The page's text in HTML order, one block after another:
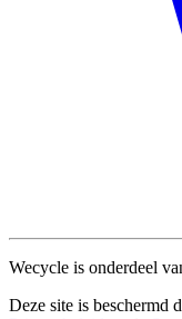
Wecycle is onderdeel
Deze site is beschermd